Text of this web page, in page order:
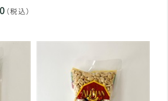
（税込）